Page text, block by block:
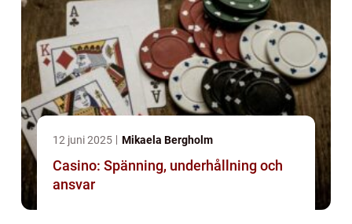
12 juni 2025 Mikaela Bergholm
Casino: Spänning, underhållning och
ansvar